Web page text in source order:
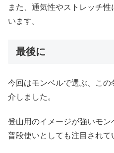
また、通気性やストレッチ
います。
最後に
今回はモンベルで選ぶ、こ
介しました。
登山用のイメージが強いモ
普段使いとしても注目されて